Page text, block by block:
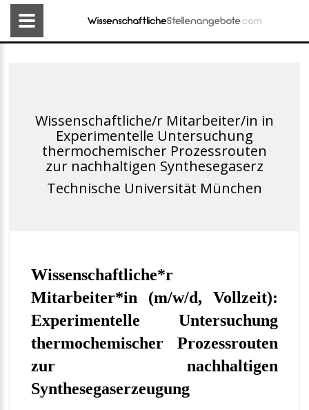
Wissenschaftliche/r Mitarbeiter/in in
Experimentelle Untersuchung
thermochemischer Prozessrouten
zur nachhaltigen Synthesegaserz
Technische Universität München
Wissenschaftliche*r
Mitarbeiter*in (m/w/d, Vollzeit):
Experimentelle Untersuchung
thermochemischer Prozessrouten
zur nachhaltigen
Synthesegaserzeugung